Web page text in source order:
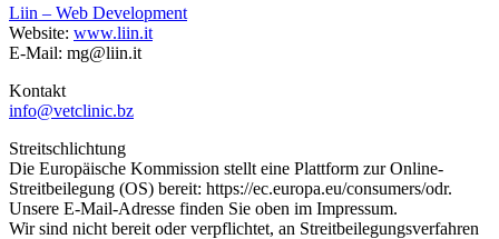
Liin – Web Development
Website: www.liin.it
E-Mail: mg@liin.it
Kontakt
info@vetclinic.bz
Streitschlichtung
Die Europäische Kommission stellt eine Plattform zur Online-
Streitbeilegung (OS) bereit: https://ec.europa.eu/consumers/odr.
Unsere E-Mail-Adresse finden Sie oben im Impressum.
Wir sind nicht bereit oder verpflichtet, an Streitbeilegungsverfahren